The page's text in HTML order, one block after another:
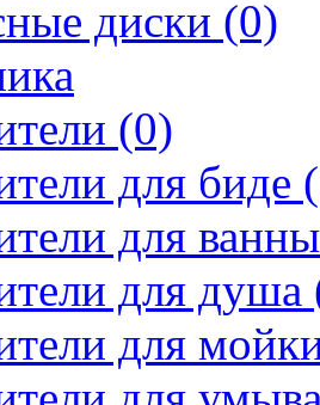
диски (0)
(0)
для биде
для
для душа
для